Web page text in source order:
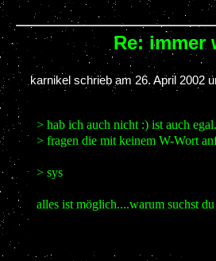
Re: immer
karnikel schrieb am26. April 2002
> hab ich auch nicht :) ist auch
> fragen die mit keinem W-Wort
> sys
alles ist möglich....warum suchst